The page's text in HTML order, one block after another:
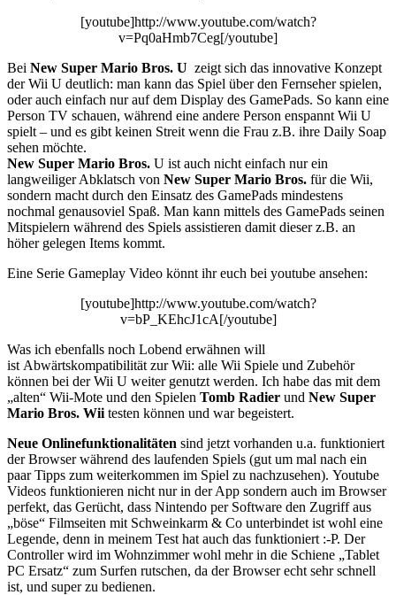
[youtube]http://www.youtube.com/watch?
v=Pq0aHmb7Ceg[/youtube]
Bei New Super Mario Bros. U zeigt sich das innovative Konzept
der Wii U deutlich: man kann das Spiel über den Fernseher spielen,
oder auch einfach nur auf dem Display des GamePads. So kann eine
Person TV schauen, während eine andere Person enspannt Wii U
spielt – und es gibt keinen Streit wenn die Frau z.B. ihre Daily Soap
sehen möchte.
New Super Mario Bros. U ist auch nicht einfach nur ein
langweiliger Abklatsch von New Super Mario Bros. für die Wii,
sondern macht durch den Einsatz des GamePads mindestens
nochmal genausoviel Spaß. Man kann mittels des GamePads seinen
Mitspielern während des Spiels assistieren damit dieser z.B. an
höher gelegen Items kommt.
Eine Serie Gameplay Video könnt ihr euch bei youtube ansehen:
[youtube]http://www.youtube.com/watch?
v=bP_KEhcJ1cA[/youtube]
Was ich ebenfalls noch Lobend erwähnen will
ist Abwärtskompatibilität zur Wii: alle Wii Spiele und Zubehör
können bei der Wii U weiter genutzt werden. Ich habe das mit dem
„alten“ Wii-Mote und den Spielen Tomb Radier und New Super
Mario Bros. Wii testen können und war begeistert.
Neue Onlinefunktionalitäten sind jetzt vorhanden u.a. funktioniert
der Browser während des laufenden Spiels (gut um mal nach ein
paar Tipps zum weiterkommen im Spiel zu nachzusehen). Youtube
Videos funktionieren nicht nur in der App sondern auch im Browser
perfekt, das Gerücht, dass Nintendo per Software den Zugriff aus
„böse“ Filmseiten mit Schweinkarm & Co unterbindet ist wohl eine
Legende, denn in meinem Test hat auch das funktioniert :-P. Der
Controller wird im Wohnzimmer wohl mehr in die Schiene „Tablet
PC Ersatz“ zum Surfen rutschen, da der Browser echt sehr schnell
ist, und super zu bedienen.